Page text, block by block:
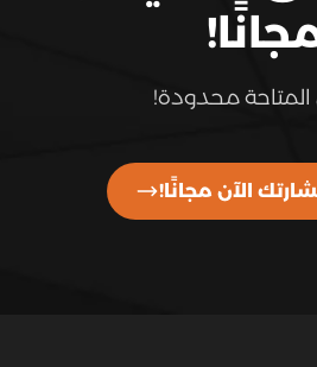
محدودة!
الآن مجانًا!